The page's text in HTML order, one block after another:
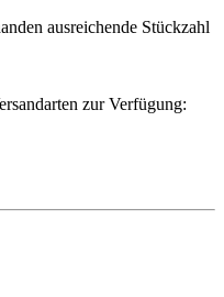
ausreichende Stückzahl
zur Verfügung: